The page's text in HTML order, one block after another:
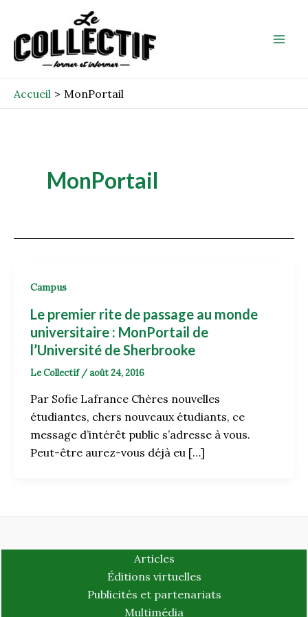
contenu
Accueil MonPortail
MonPortail
Campus
Le premier rite de passage au monde
universitaire : MonPortail de
l’Université de Sherbrooke
Le Collectif /août 24, 2016
Par Sofie Lafrance Chères nouvelles
étudiantes, chers nouveaux étudiants, ce
message d’intérêt public s’adresse à vous.
Peut-être aurez-vous déjà eu […]
Articles
Éditions virtuelles
Publicités et partenariats
Multimédia